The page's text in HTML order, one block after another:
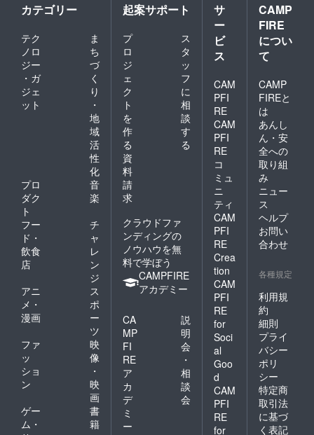
カテゴリー
テク
ノロ
ジー
・ガ
ジェ
ット
ま
ち
づ
く
り
・
地
域
活
性
化
プロ
ダク
ト
音
楽
フー
ド・
飲食
店
チ
ャ
レ
ン
ジ
アニ
メ・
漫画
ス
ポ
ー
ツ
ファ
ッ
ショ
ン
映
像
・
映
画
ゲー
ム・
書
籍
起案サポート
プ
ロ
ジ
ェ
ク
ト
を
作
る
ス
タ
ッ
フ
に
相
談
す
る
資
料
請
求
クラウドファ
ンディングの
ノウハウを無
料で学ぼう
CAMPFIRE
アカデミー
CA
MP
FI
RE
ア
カ
デ
ミ
ー
説
明
会
・
相
談
会
サ
ー
ビ
ス
CAM
PFI
RE
CAM
PFI
RE
コ
ミュ
ニ
ティ
CAM
PFI
RE
Crea
tion
CAM
PFI
RE
for
Soci
al
Goo
d
CAM
PFI
RE
for
CAMP
FIRE
につい
て
CAMP
FIREと
は
あんし
ん・安
全への
取り組
み
ニュー
ス
ヘルプ
お問い
合わせ
各種規定
利用規
約
細則
プライ
バシー
ポリ
シー
特定商
取引法
に基づ
く表記